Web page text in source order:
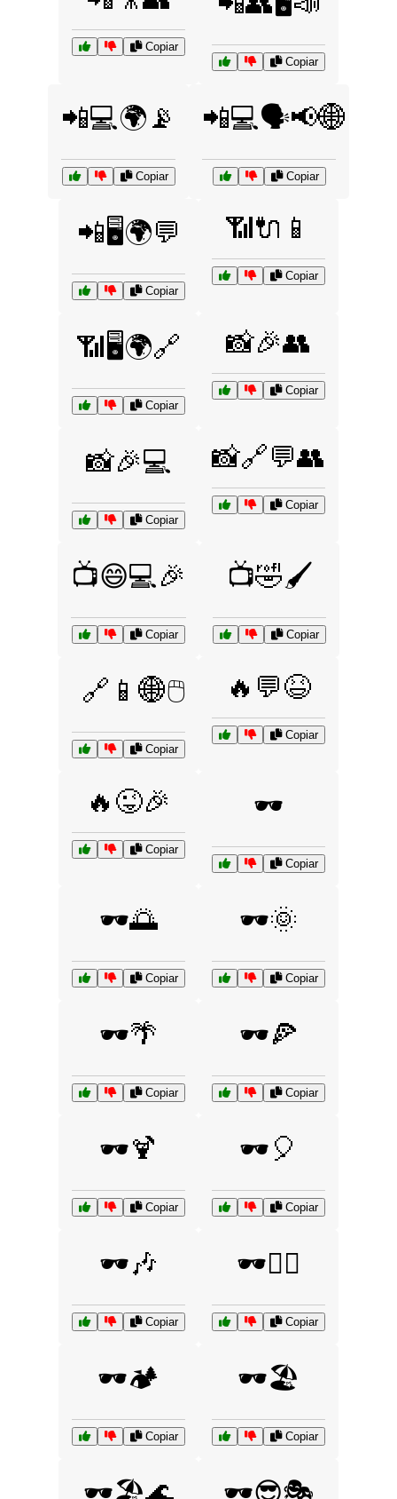
Copiar
Copiar
📲💻🌍📡
Copiar
📲💻🗣️📢🌐
Copiar
📲🖥️🌍💬
Copiar
📶🔌📱
Copiar
📶🖥️🌍🔗
Copiar
📸🎉👥
Copiar
📸🎉💻
Copiar
📸🔗💬👥
Copiar
📺😄💻🎉
Copiar
📺🤣🖌️
Copiar
🔗📱🌐🖱️
Copiar
🔥💬😆
Copiar
🔥😜🎉
Copiar
🕶️
Copiar
🕶️🌅
Copiar
🕶️🌞
Copiar
🕶️🌴
Copiar
🕶️🍕
Copiar
🕶️🍹
Copiar
🕶️🎈
Copiar
🕶️🎶
Copiar
🕶️🏄‍♀️
Copiar
🕶️🏕️
Copiar
🕶️🏖️
Copiar
🕶️🏖️🌊 🕶️😎🎭